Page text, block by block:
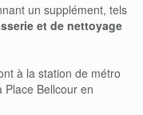
un supplément, tels
et de nettoyage
à la station de métro
Place Bellcour en